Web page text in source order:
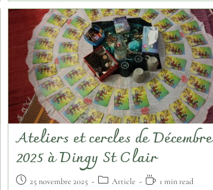
Ateliers et cercles de Décembre
2025 à Dingy St Clair
25 novembre 2025 Article 1 min read